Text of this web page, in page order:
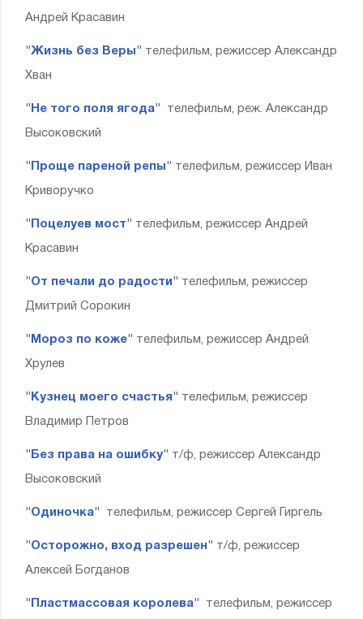
Андрей Красавин
"Жизнь без Веры" телефильм, режиссер Александр
Хван
"Не того поля ягода" телефильм, реж. Александр
Высоковский
"Проще пареной репы" телефильм, режиссер Иван
Криворучко
"Поцелуев мост" телефильм, режиссер Андрей
Красавин
"От печали до радости" телефильм, режиссер
Дмитрий Сорокин
"Мороз по коже" телефильм, режиссер Андрей
Хрулев
"Кузнец моего счастья" телефильм, режиссер
Владимир Петров
"Без права на ошибку" т/ф, режиссер Александр
Высоковский
"Одиночка" телефильм, режиссер Сергей Гиргель
"Осторожно, вход разрешен" т/ф, режиссер
Алексей Богданов
"Пластмассовая королева" телефильм, режиссер